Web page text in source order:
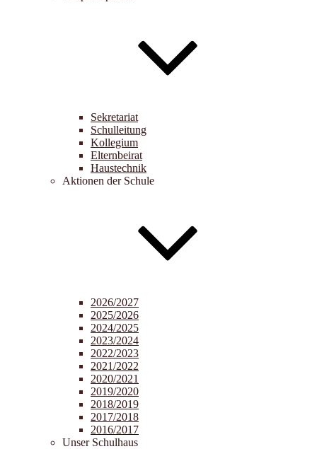
Sekretariat
Schulleitung
Kollegium
Elternbeirat
Haustechnik
Aktionen der Schule
2026/2027
2025/2026
2024/2025
2023/2024
2022/2023
2021/2022
2020/2021
2019/2020
2018/2019
2017/2018
2016/2017
Unser Schulhaus